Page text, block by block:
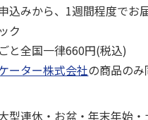
みから、1週間程度でお届
ク
と全国一律660円(税込)
ーター株式会社の商品のみ
型連休・お盆・年末年始